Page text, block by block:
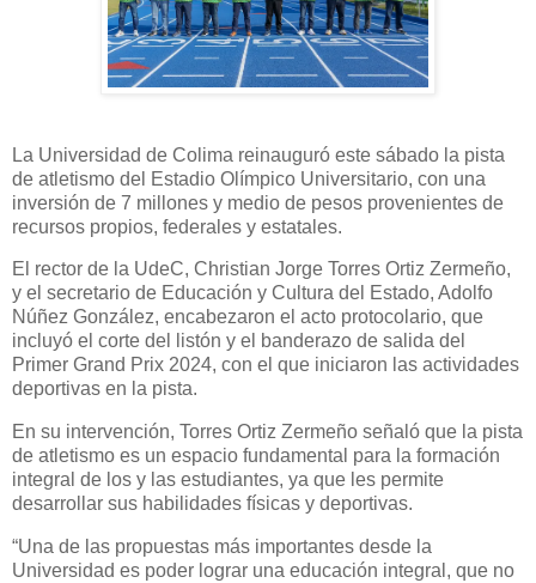
La Universidad de Colima reinauguró este sábado la pista
de atletismo del Estadio Olímpico Universitario, con una
inversión de 7 millones y medio de pesos provenientes de
recursos propios, federales y estatales.
El rector de la UdeC, Christian Jorge Torres Ortiz Zermeño,
y el secretario de Educación y Cultura del Estado, Adolfo
Núñez González, encabezaron el acto protocolario, que
incluyó el corte del listón y el banderazo de salida del
Primer Grand Prix 2024, con el que iniciaron las actividades
deportivas en la pista.
En su intervención, Torres Ortiz Zermeño señaló que la pista
de atletismo es un espacio fundamental para la formación
integral de los y las estudiantes, ya que les permite
desarrollar sus habilidades físicas y deportivas.
“Una de las propuestas más importantes desde la
Universidad es poder lograr una educación integral, que no